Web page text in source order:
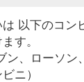
以下のコン
す。
ン、ローソ
ニ）